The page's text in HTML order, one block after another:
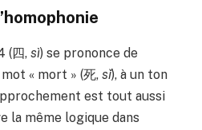
(四, sì) se prononce de
« mort » (死, sǐ), à un ton
est tout aussi
la même logique dans